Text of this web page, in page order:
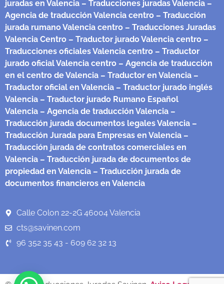
juradas en Valencia – Traducciones juradas Valencia –
Agencia de traducción Valencia centro – Traducción
jurada rumano Valencia centro – Traducciones Juradas
Valencia Centro – Traductor jurado Valencia centro –
Traducciones oficiales Valencia centro – Traductor
jurado oficial Valencia centro – Agencia de traducción
en el centro de Valencia – Traductor en Valencia –
Traductor oficial en Valencia – Traductor jurado inglés
Valencia – Traductor jurado Rumano Español
Valencia – Agencia de traducción Valencia –
Traducción jurada documentos legales Valencia –
Traducción Jurada para Empresas en Valencia –
Traducción jurada de contratos comerciales en
Valencia – Traducción jurada de documentos de
propiedad en Valencia – Traducción jurada de
documentos financieros en Valencia
Calle Colon 22-2G 46004 Valencia
cts@savinen.com
96 352 35 43 - 609 62 32 13